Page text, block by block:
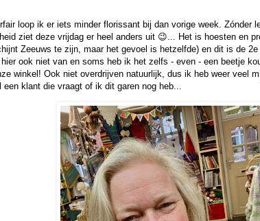
loop ik er iets minder florissant bij dan vorige week. Zónder
ziet deze vrijdag er heel anders uit 😉... Het is hoesten en
Zeeuws te zijn, maar het gevoel is hetzelfde) en dit is de
ook niet van en soms heb ik het zelfs - even - een beetje
winkel! Ook niet overdrijven natuurlijk, dus ik heb weer veel
klant die vraagt of ik dit garen nog heb...